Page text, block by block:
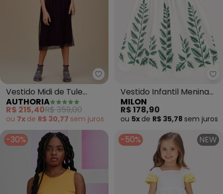
Vestido Midi de Tule
(Preto)
AUTHORIA
R$ 215,40R$ 359,00
ou 7x de R$ 30,77 sem juros
Vestido Infantil Menina
Folhagens (Branco)
MILON
R$ 178,90
ou 5x de R$ 35,78 sem juros
-30% -50% NEW